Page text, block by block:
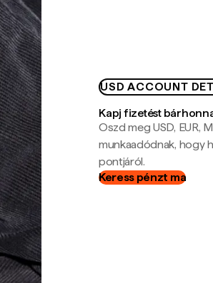
USD ACCOUNT
Kapj fizetést
Oszd meg USD, EUR,
munkaadódnak, hogy
pontjáról.
Keress pénzt ma